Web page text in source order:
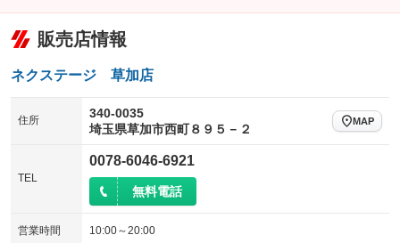
販売店情報
ネクステージ 草加店
住所
340-0035
埼玉県草加市西町８９５－２
MAP
TEL
0078-6046-6921
無料電話
営業時間 10:00～20:00